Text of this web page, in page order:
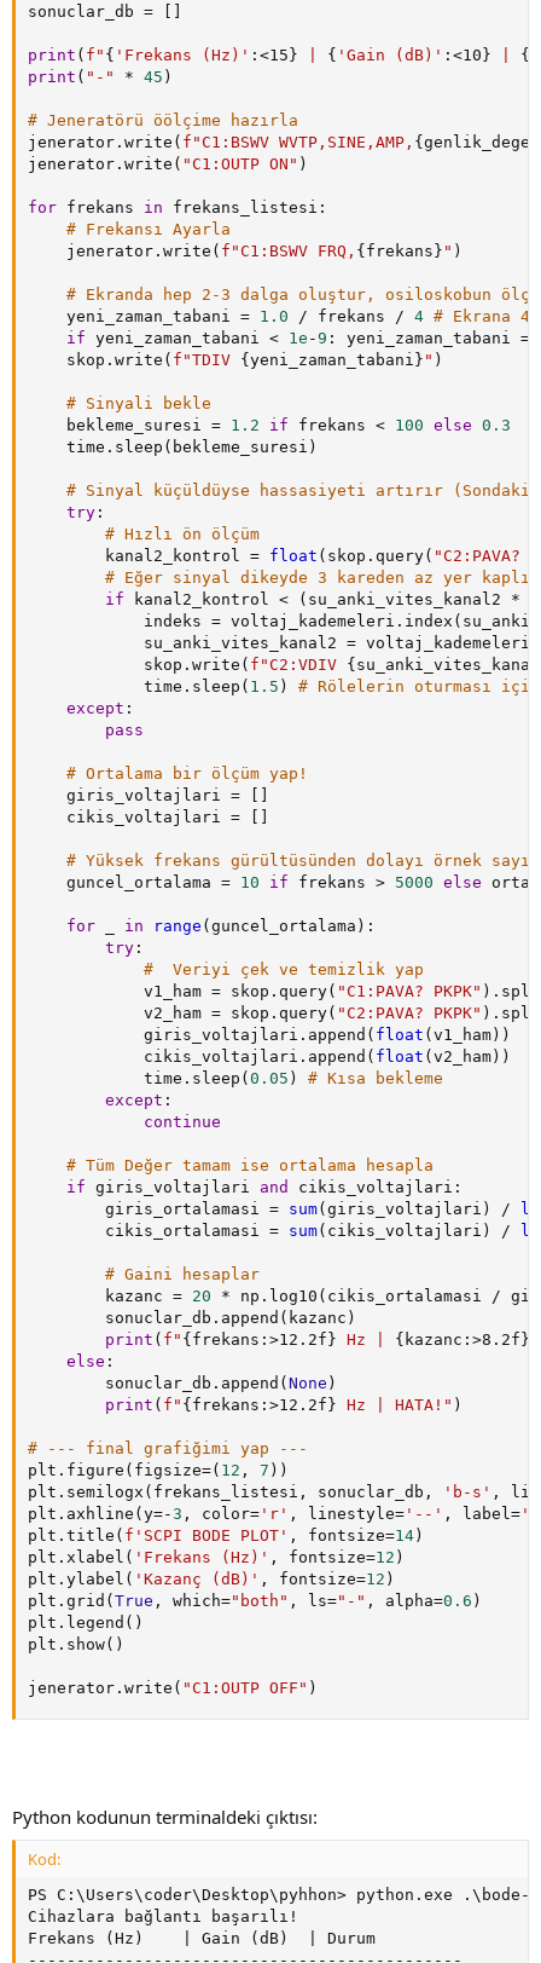
sonuclar_db = [ ]
print ( f" { 'Frekans (Hz)' : <15} { 'Gain (dB)' : <10} {
print ( "-" * 45 )
# Jeneratörü öölçime hazırla
jenerator . write ( f"C1:BSWV WVTP,SINE,AMP, {
jenerator . write ( "C1:OUTP ON" )
for frekans in frekans_listesi :
# Frekansı Ayarla
    jenerator
. write ( f"C1:BSWV FRQ, {frekans} " )
# Ekranda hep 2-3 dalga oluştur, osiloskobun
    yeni_zaman_tabani
= 1.0 / frekans / 4 # Ekrana
if yeni_zaman_tabani < 1e -9 : yeni_zaman_tabani =
    skop
. write ( f"TDIV {yeni_zaman_tabani } " )
# Sinyali bekle
    bekleme_suresi
= 1.2 if frekans < 100 else 0.3
    time
. sleep ( bekleme_suresi )
# Sinyal küçüldüyse hassasiyeti artırır (Sondaki
try :
# Hızlı ön ölçüm
        kanal2_kontrol
= float ( skop . query( "C2:PAVA?
# Eğer sinyal dikeyde 3 kareden az yer
if kanal2_kontrol < ( su_anki_vites_kanal2 *
            indeks
= voltaj_kademeleri . index (
            su_anki_vites_kanal2
= voltaj_kademeleri
            skop
. write ( f"C2:VDIV {
            time
. sleep ( 1.5 )
# Rölelerin oturması
except :
pass
# Ortalama bir ölçüm yap!
    giris_voltajlari
= [ ]
    cikis_voltajlari
= [ ]
# Yüksek frekans gürültüsünden dolayı örnek
    guncel_ortalama
= 10 if frekans > 5000 else
for in range (guncel_ortalama ) :
try :
#  Veriyi çek ve temizlik yap
            v1_ham
= skop . query( "C1:PAVA? PKPK" ) .
            v2_ham
= skop . query( "C2:PAVA? PKPK" ) .
            giris_voltajlari
. append ( float (v1_ham) )
            cikis_voltajlari
. append ( float (v2_ham) )
            time
. sleep (0.05 )
# Kısa bekleme
except :
continue
# Tüm Değer tamam ise ortalama hesapla
if giris_voltajlari and cikis_voltajlari :
        giris_ortalamasi
= sum(giris_voltajlari ) /
        cikis_ortalamasi
= sum( cikis_voltajlari ) /
# Gaini hesaplar
        kazanc
= 20 * np . log10 ( cikis_ortalamasi /
        sonuclar_db
. append ( kazanc )
print ( f" {frekans : >12.2f} Hz | { kazanc : >8.2f}
else :
        sonuclar_db
. append (None )
print ( f" {frekans : >12.2f} Hz | HATA!" )
# --- final grafiğimi yap ---
plt . figure ( figsize=( 12 , 7 ) )
plt . semilogx ( frekans_listesi , sonuclar_db , 'b-s' ,
plt . axhline (y=-3 , color= 'r' , linestyle= '--' , label = '-
plt . title ( f'SCPI BODE PLOT' , fontsize=14)
plt . xlabel ( 'Frekans (Hz)' , fontsize=12 )
plt . ylabel ( 'Kazanç (dB)' , fontsize=12 )
plt . grid (True , which="both" , ls="-" , alpha=0.6 )
plt . legend ( )
plt . show( )
jenerator . write ( "C1:OUTP OFF" )
Python kodunun terminaldeki çıktısı:
Kod:
PS C:\Users\coder\Desktop\pyhhon> python.exe
Cihazlara bağlantı başarılı!
Frekans (Hz)    | Gain (dB)  | Durum